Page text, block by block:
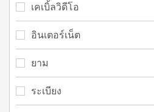
เคเบิ้ลวิดีโอ
อินเตอร์เน็ต
ยาม
ระเบียง